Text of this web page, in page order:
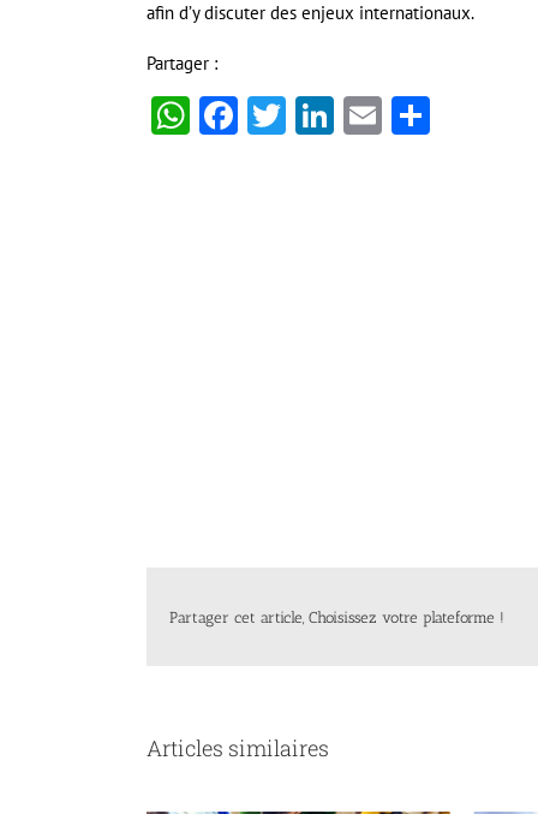
afin d’y discuter des enjeux internationaux.
Partager :
WhatsApp
Facebook
Twitter
LinkedIn
Email
Partager cet article, Choisissez votre plateforme !
Articles similaires